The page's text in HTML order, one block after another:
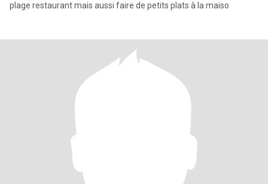
plage restaurant mais aussi faire de petits plats à la maiso